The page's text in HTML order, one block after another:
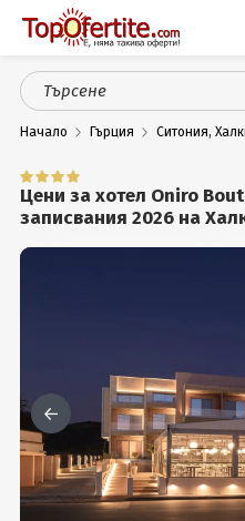
Оферти
СПА
Планина
Гърция
Услуги
Начало Гърция Ситония,
Цени за хотел Oniro
записвания 2026 на